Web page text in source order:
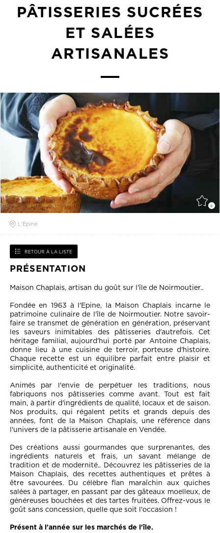
PÂTISSERIES SUCRÉES
ET SALÉES
ARTISANALES
L'Epine
RETOUR À LA LISTE
PRÉSENTATION
Maison Chaplais, artisan du goût sur l'île de Noirmoutier..
Fondée en 1963 à l'Epine, la Maison Chaplais incarne le
patrimoine culinaire de l'île de Noirmoutier. Notre savoir-
faire se transmet de génération en génération, préservant
les saveurs inimitables des pâtisseries d'autrefois. Cet
héritage familial, aujourd'hui porté par Antoine Chaplais,
donne lieu à une cuisine de terroir, porteuse d'histoire.
Chaque recette est un équilibre parfait entre plaisir et
simplicité, authenticité et originalité.
Animés par l'envie de perpétuer les traditions, nous
fabriquons nos pâtisseries comme avant. Tout est fait
main, à partir d'ingrédients de qualité, locaux et de saison.
Nos produits, qui régalent petits et grands depuis des
années, font de la Maison Chaplais, une référence dans
l'univers de la pâtisserie artisanale en Vendée.
Des créations aussi gourmandes que surprenantes, des
ingrédients naturels et frais, un savant mélange de
tradition et de modernité.. Découvrez les pâtisseries de la
Maison Chaplais, des recettes authentiques et prêtes à
être savourées. Du célèbre flan maraîchin aux quiches
salées à partager, en passant par des gâteaux moelleux, de
généreuses bouchées et des tartes fruitées. Offrez-vous le
goût sans concession, quelle que soit l'occasion !
Présent à l'année sur les marchés de l'île.